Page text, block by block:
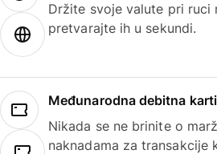
Držite svoje valute pri ruci
pretvarajte ih u sekundi.
Međunarodna debitna
Nikada se ne brinite o
naknadama za transakcije